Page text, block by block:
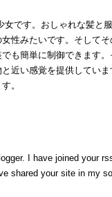
です。おしゃれな髪と
性みたいです。そして
も簡単に制御できます
近い感覚を提供してい
。
I have joined your
shared your site in my